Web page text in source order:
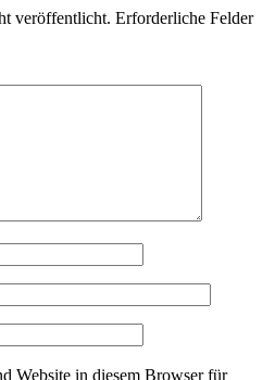
veröffentlicht. Erforderliche Felder
Website in diesem Browser für